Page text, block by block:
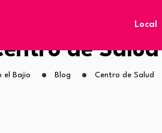
Local
de Salud
el Bajio Blog Centro de Salud